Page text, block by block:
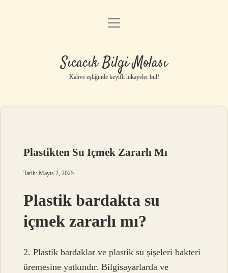
Anasayfa
Yasal Uyarı
menüyü
Sıcacık Bilgi Molası
Kahve eşliğinde keyifli hikayeler bul!
Plastikten Su Içmek Zararlı Mı
Tarih: Mayıs 2, 2025
Plastik bardakta su
içmek zararlı mı?
2. Plastik bardaklar ve plastik su şişeleri bakteri
üremesine yatkındır. Bilgisayarlarda ve